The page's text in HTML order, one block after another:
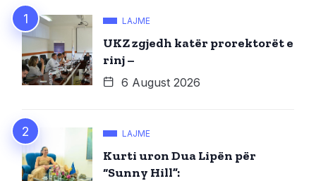
LAJME
UKZ zgjedh katër prorektorët e
rinj –
6 August 2026
LAJME
Kurti uron Dua Lipën për
“Sunny Hill”: